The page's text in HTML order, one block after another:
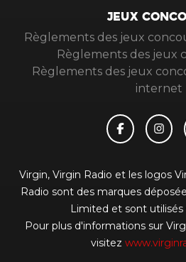
JEUX
Règlements des jeux
Règlements des jeux
Règlements des jeux
internet
Virgin, Virgin Radio et les logos
Radio sont des marques
Limited et sont utilisés
Pour plus d'informations sur
visitez